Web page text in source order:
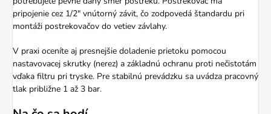
pripojenie cez 1/2" vnútorný závit, čo zodpovedá štandardu pri
montáži postrekovačov do vetiev závlahy.
V praxi oceníte aj presnejšie doladenie prietoku pomocou
nastavovacej skrutky (nerez) a základnú ochranu proti nečistotám
vďaka filtru pri tryske. Pre stabilnú prevádzku sa uvádza pracovný
tlak približne 1 až 3 bar.